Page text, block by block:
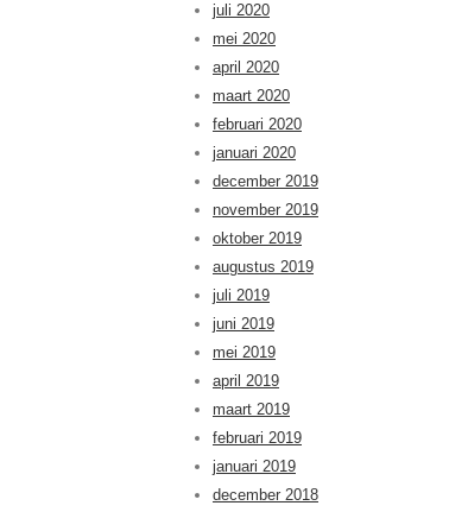
juli 2020
mei 2020
april 2020
maart 2020
februari 2020
januari 2020
december 2019
november 2019
oktober 2019
augustus 2019
juli 2019
juni 2019
mei 2019
april 2019
maart 2019
februari 2019
januari 2019
december 2018